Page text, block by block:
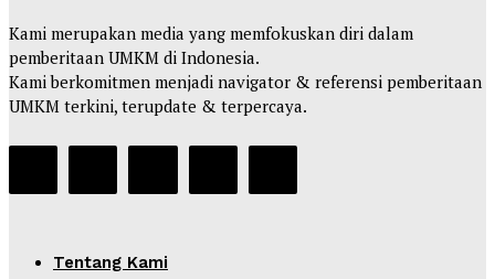
Kami merupakan media yang memfokuskan diri dalam
pemberitaan UMKM di Indonesia.
Kami berkomitmen menjadi navigator & referensi pemberitaan
UMKM terkini, terupdate & terpercaya.
Tentang Kami